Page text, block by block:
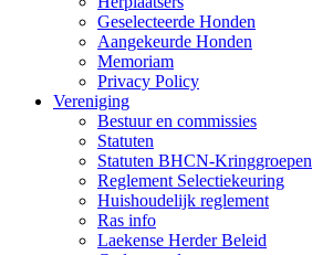
Geselecteerde Honden
Aangekeurde Honden
Memoriam
Privacy Policy
Vereniging
Bestuur en commissies
Statuten
Statuten BHCN-Kringgroepen
Reglement Selectiekeuring
Huishoudelijk reglement
Ras info
Laekense Herder Beleid